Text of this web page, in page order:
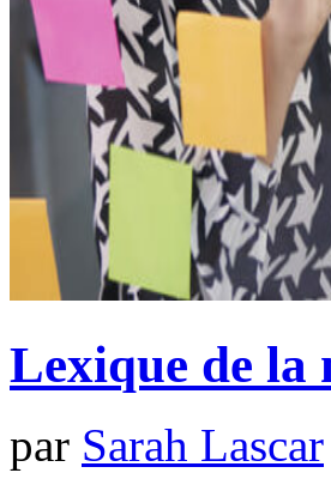
Lexique de la
par Sarah Lascar